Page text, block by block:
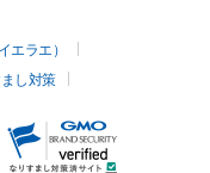
エラエ）
し対策